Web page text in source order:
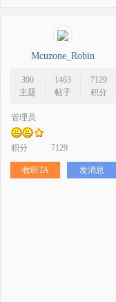
Mcuzone_Robin
390
主题
1463
帖子
7129
积分
管理员
积分 7129
收听TA 发消息